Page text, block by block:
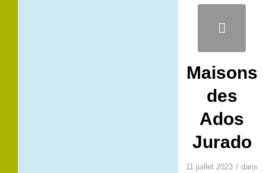
Maisons
des
Ados
Jurado
11 juillet 2023 / dans